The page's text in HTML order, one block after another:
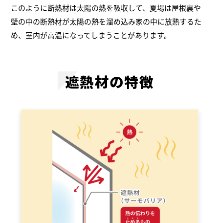
このように断熱材は太陽の熱を吸収して、夏場は屋根裏や
壁の中の断熱材が太陽の熱を溜め込み家の中に放熱するた
め、室内が高温になってしまうことがあります。
遮熱材の特徴